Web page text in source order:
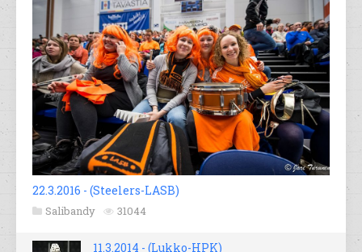
22.3.2016 - (Steelers-LASB)
Salibandy 31044
11.3.2014 - (Lukko-HPK)